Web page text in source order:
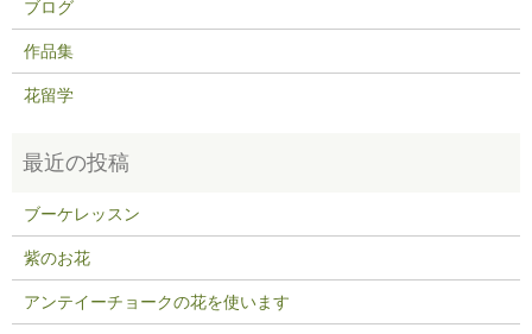
ブログ
作品集
花留学
ブーケレッスン
紫のお花
アンテイーチョークの花を使います